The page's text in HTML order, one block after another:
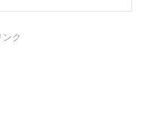
ンク